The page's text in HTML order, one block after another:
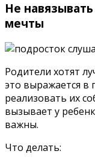
Не
мечты
Родители хотят
это выражается в
реализовать их
вызывает у
важны.
Что делать: